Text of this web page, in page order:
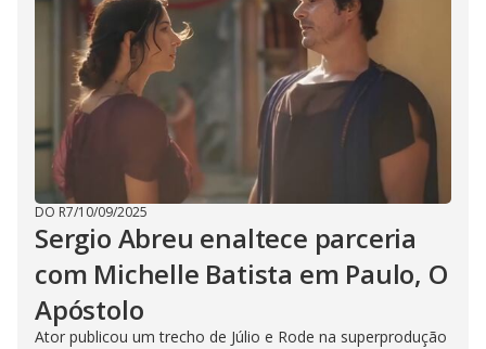
DO R7/10/09/2025
Sergio Abreu enaltece parceria
com Michelle Batista em Paulo, O
Apóstolo
Ator publicou um trecho de Júlio e Rode na superprodução